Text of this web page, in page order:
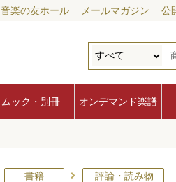
音楽の友ホール メールマガジン 公
ムック・別冊 オンデマンド楽譜
書籍 評論・読み物